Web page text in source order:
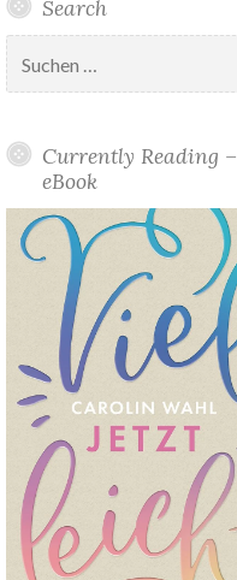
Search
nach:
Currently Reading –
eBook